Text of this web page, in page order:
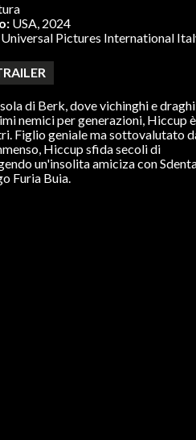
USA, 2024
Universal Pictures International
di Berk, dove vichinghi e draghi
nemici per generazioni, Hiccup è
Figlio geniale ma sottovalutato
Hiccup sfida secoli di
un'insolita amiciza con
Furia Buia.